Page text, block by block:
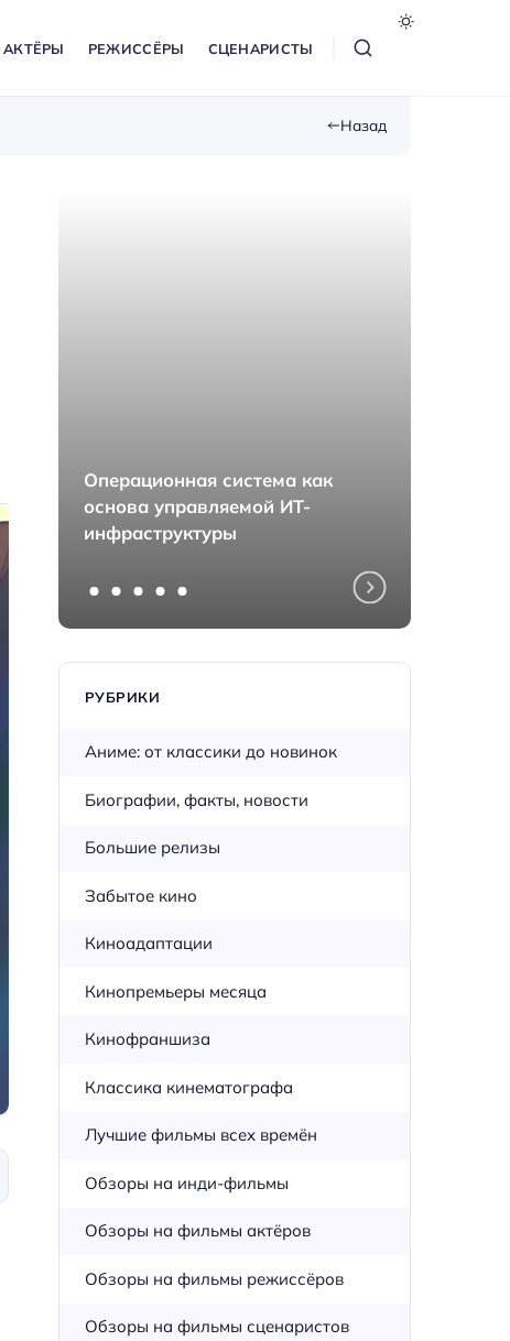
АКТЁРЫ РЕЖИССЁРЫ СЦЕНАРИСТЫ
Назад
Операционная система как
основа управляемой ИТ-
инфраструктуры
РУБРИКИ
Аниме: от классики до новинок
Биографии, факты, новости
Большие релизы
Забытое кино
Киноадаптации
Кинопремьеры месяца
Кинофраншиза
Классика кинематографа
Лучшие фильмы всех времён
Обзоры на инди-фильмы
Обзоры на фильмы актёров
Обзоры на фильмы режиссёров
Обзоры на фильмы сценаристов